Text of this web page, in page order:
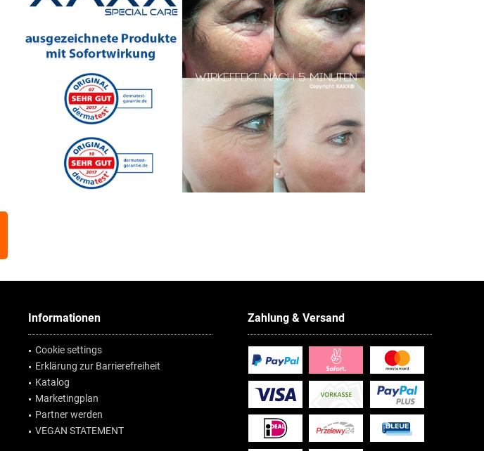
Informationen
Cookie settings
Erklärung zur Barrierefreiheit
Katalog
Marketingplan
Partner werden
VEGAN STATEMENT
Zahlung & Versand